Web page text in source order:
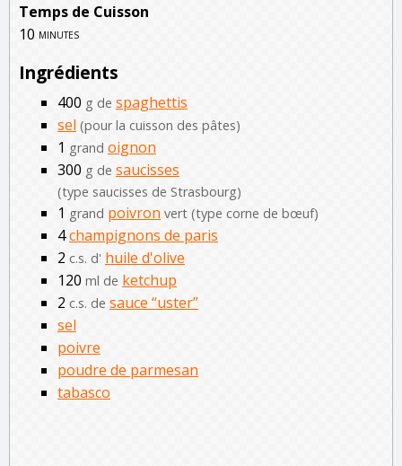
Temps de Cuisson
10 minutes
Ingrédients
400 g de spaghettis
sel (pour la cuisson des pâtes)
1 grand oignon
300 g de saucisses
(type saucisses de Strasbourg)
1 grand poivron vert (type corne de bœuf)
4champignons de paris
2 c.s. d' huile d'olive
120 ml de ketchup
2 c.s. de sauce “uster”
sel
poivre
poudre de parmesan
tabasco